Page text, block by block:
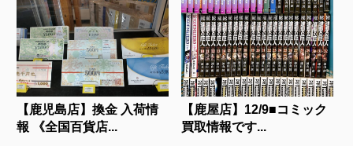
【鹿児島店】換金 入荷情
報 《全国百貨店...
【鹿屋店】12/9■コミック
買取情報です...